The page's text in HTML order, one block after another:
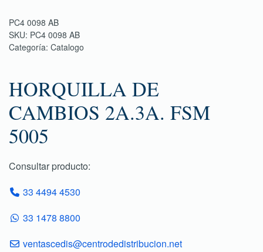
PC4 0098 AB
SKU: PC4 0098 AB
Categoría: Catalogo
HORQUILLA DE
CAMBIOS 2A.3A. FSM
5005
Consultar producto:
33 4494 4530
33 1478 8800
ventascedis@centrodedistribucion.net